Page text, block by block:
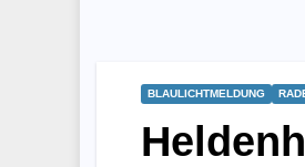
BLAULICHTMELDUNG